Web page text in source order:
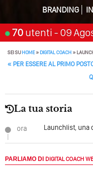
Quando L’amore
Come Scrivere Un
Come Cambieranno I
Quale Sarà Il
Adesso Con I
BRANDING
70 utenti - 09
San Giorgio a
SEI SUHOME»DIGITAL COACH»
POST NAVIGATION
« PER ESSERE AL PRIMO
La tua storia
ora Launchlist, una
PARLIAMO DI DIGITAL COACH